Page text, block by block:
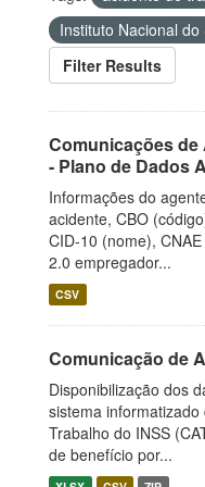
Instituto Nacional
Filter Results
Comunicações de
- Plano de Dados
Informações do
acidente, CBO
CID-10 (nome),
2.0 empregador...
CSV
Comunicação de
Disponibilização dos
sistema
Trabalho do INSS
de benefício por...